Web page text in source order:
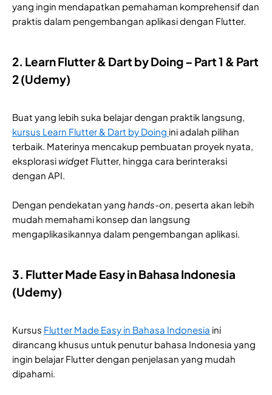
yang ingin mendapatkan pemahaman komprehensif dan
praktis dalam pengembangan aplikasi dengan Flutter.
2. Learn Flutter & Dart by Doing – Part 1 & Part
2 (Udemy)
Buat yang lebih suka belajar dengan praktik langsung,
kursus Learn Flutter & Dart by Doing ini adalah pilihan
terbaik. Materinya mencakup pembuatan proyek nyata,
eksplorasiwidget Flutter, hingga cara berinteraksi
dengan API.
Dengan pendekatan yang hands-on, peserta akan lebih
mudah memahami konsep dan langsung
mengaplikasikannya dalam pengembangan aplikasi.
3. Flutter Made Easy in Bahasa Indonesia
(Udemy)
Kursus Flutter Made Easy in Bahasa Indonesia ini
dirancang khusus untuk penutur bahasa Indonesia yang
ingin belajar Flutter dengan penjelasan yang mudah
dipahami.